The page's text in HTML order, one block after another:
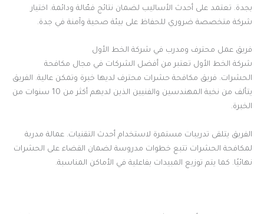
بجدة. تعتمد على أحدث الأساليب لضمان نتائج فعّالة ودائمة. اختيار
شركة متخصصة ضروري للحفاظ على بيئة صحية وآمنة في جدة.
فريق عمل محترف ومدرب في شركة الخط الأول
شركة الخط الأول تعتبر من أفضل الشركات في مجال مكافحة
الحشرات. فريق مكافحة حشرات محترف لديها خبرة وتمكن عالية. الفريق
يتألف من نخبة المهندسين والفنيين الذين لديهم أكثر من 10 سنوات من
الخبرة.
الفريق يتلقى تدريبات مستمرة لاستخدام أحدث التقنيات. عمالة مدربة
لمكافحة الحشرات تتبع خطوات مدروسة لضمان القضاء على الحشرات
نهائيًا. كما يتم توزيع المبيدات بفاعلية في الأماكن المناسبة.